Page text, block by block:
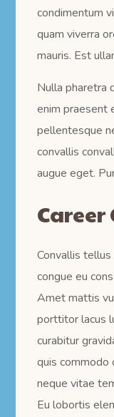
condimentum
quam viverra
mauris. Est
Nulla pharetra
enim praesent
pellentesque
convallis
augue eget.
Convallis
congue eu
Amet mattis
porttitor lacus
curabitur
quis commodo
neque vitae
Eu lobortis